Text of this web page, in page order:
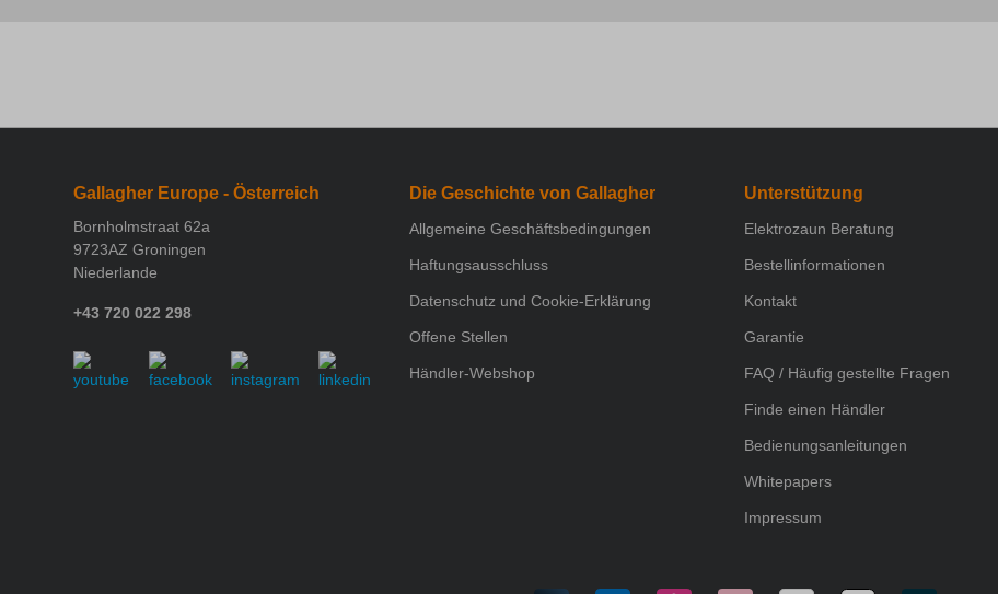
Gallagher Europe - Österreich
Bornholmstraat 62a
9723AZ Groningen
Niederlande
+43 720 022 298
Die Geschichte von Gallagher
Allgemeine Geschäftsbedingungen
Haftungsausschluss
Datenschutz und Cookie-Erklärung
Offene Stellen
Händler-Webshop
Unterstützung
Elektrozaun Beratung
Bestellinformationen
Kontakt
Garantie
FAQ / Häufig gestellte Fragen
Finde einen Händler
Bedienungsanleitungen
Whitepapers
Impressum